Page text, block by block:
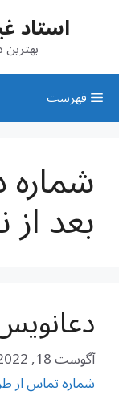
استاد غیبی
فهرست
بعد از
آگوست 18, 2022
شماره تماس از طریق